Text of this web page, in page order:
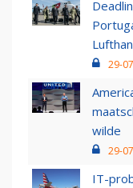
29-
wilde
29-
IT-